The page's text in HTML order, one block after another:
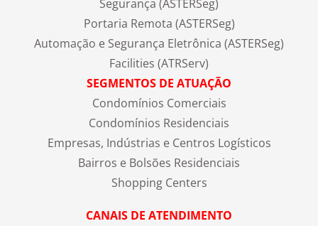
Segurança (ASTERSeg)
Portaria Remota (ASTERSeg)
Automação e Segurança Eletrônica (ASTERSeg)
Facilities (ATRServ)
SEGMENTOS DE ATUAÇÃO
Condomínios Comerciais
Condomínios Residenciais
Empresas, Indústrias e Centros Logísticos
Bairros e Bolsões Residenciais
Shopping Centers
CANAIS DE ATENDIMENTO